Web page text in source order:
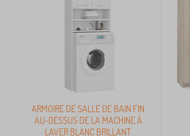
ARMOIRE DE SALLE DE BAIN FIN
AU-DESSUS DE LA MACHINE À
LAVER BLANC BRILLANT